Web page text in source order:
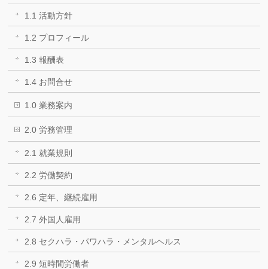
1.1 活動方針
1.2 プロフィール
1.3 報酬表
1.4 お問合せ
1.0 業務案内
2.0 労務管理
2.1 就業規則
2.2 労働契約
2.6 定年、継続雇用
2.7 外国人雇用
2.8 セクハラ・パワハラ・メンタルヘルス
2.9 短時間労働者